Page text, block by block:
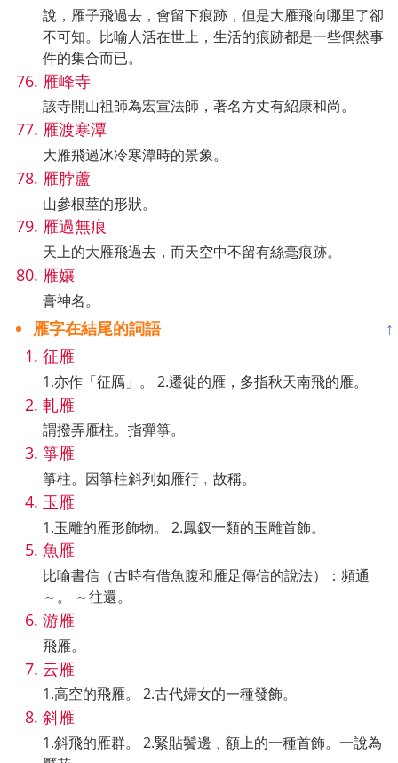
說，雁子飛過去，會留下痕跡，但是大雁飛向哪里了卻
不可知。比喻人活在世上，生活的痕跡都是一些偶然事
件的集合而已。
雁峰寺
該寺開山祖師為宏宣法師，著名方丈有紹康和尚。
雁渡寒潭
大雁飛過冰冷寒潭時的景象。
雁脖蘆
山參根莖的形狀。
雁過無痕
天上的大雁飛過去，而天空中不留有絲毫痕跡。
雁孃
膏神名。
雁字在結尾的詞語
↑
征雁
1.亦作「征鴈」。 2.遷徙的雁，多指秋天南飛的雁。
軋雁
謂撥弄雁柱。指彈箏。
箏雁
箏柱。因箏柱斜列如雁行﹐故稱。
玉雁
1.玉雕的雁形飾物。 2.鳳釵一類的玉雕首飾。
魚雁
比喻書信（古時有借魚腹和雁足傳信的說法）：頻通
～。 ～往還。
游雁
飛雁。
云雁
1.高空的飛雁。 2.古代婦女的一種發飾。
斜雁
1.斜飛的雁群。 2.緊貼鬢邊﹑額上的一種首飾。一說為